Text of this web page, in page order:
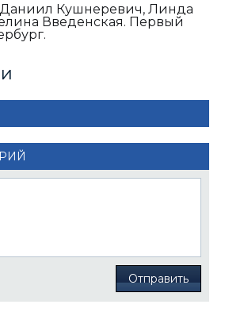
Кушнеревич, Линда
Введенская. Первый
Отправить